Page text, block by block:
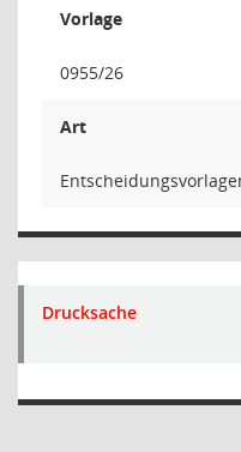
Vorlage
0955/26
Art
Drucksache